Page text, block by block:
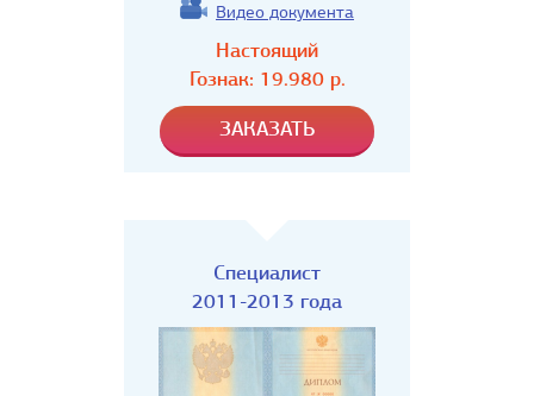
Видео документа
Настоящий
Гознак: 19.980р.
Специалист
2011-2013 года